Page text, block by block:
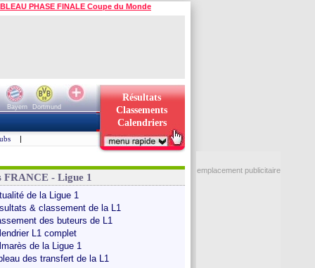
PHASE FINALE Coupe du Monde
Bayern
Dortmund
Résultats
Classements
Calendriers
|
FRANCE - Ligue 1
de la Ligue 1
& classement de la L1
des buteurs de L1
L1 complet
de la Ligue 1
des transfert de la L1
emplacement publicitaire